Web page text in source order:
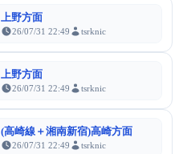
上野方面
26/07/31 22:49 tsrknic
上野方面
26/07/31 22:49 tsrknic
(高崎線＋湘南新宿)高崎方面
26/07/31 22:49 tsrknic